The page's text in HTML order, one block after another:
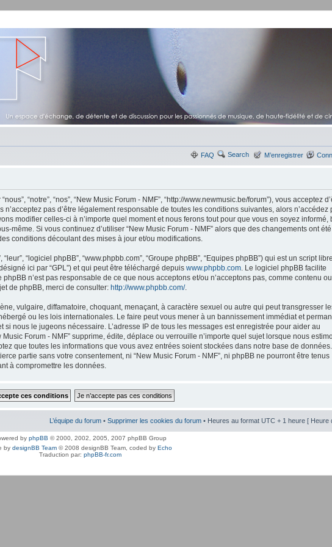
FAQ Search M’enregistrer
“notre”, “nos”, “New Music Forum - NMF”, “http://www.newmusic.be/forum”), vous acceptez
pas d’être légalement responsable de toutes les conditions suivantes, alors n’accédez
modifier celles-ci à n’importe quel moment et nous ferons tout pour que vous en soyez informé,
même. Si vous continuez d’utiliser “New Music Forum - NMF” alors que des changements ont été
conditions découlant des mises à jour et/ou modifications.
“logiciel phpBB”, “www.phpbb.com”, “Groupe phpBB”, “Equipes phpBB”) qui est un script
ici par “GPL”) et qui peut être téléchargé depuis www.phpbb.com. Le logiciel phpBB facilite
n’est pas responsable de ce que nous acceptons et/ou n’acceptons pas, comme contenu ou
de phpBB, merci de consulter: http://www.phpbb.com/.
vulgaire, diffamatoire, choquant, menaçant, à caractère sexuel ou autre qui peut transgresser
ou les lois internationales. Le faire peut vous mener à un bannissement immédiat et
si nous le jugeons nécessaire. L’adresse IP de tous les messages est enregistrée pour aider au
Forum - NMF” supprime, édite, déplace ou verrouille n’importe quel sujet lorsque nous
que toutes les informations que vous avez entrées soient stockées dans notre base de données.
partie sans votre consentement, ni “New Music Forum - NMF”, ni phpBB ne pourront être tenus
à compromettre les données.
L’équipe du forum • Supprimer les cookies du forum • Heures au format UTC + 1 heure [ Heure
by phpBB © 2000, 2002, 2005, 2007 phpBB Group
by designBB Team © 2008 designBB Team, coded by Echo
Traduction par: phpBB-fr.com